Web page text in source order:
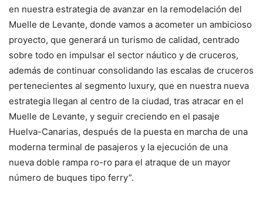
en nuestra estrategia de avanzar en la remodelación del
Muelle de Levante, donde vamos a acometer un ambicioso
proyecto, que generará un turismo de calidad, centrado
sobre todo en impulsar el sector náutico y de cruceros,
además de continuar consolidando las escalas de cruceros
pertenecientes al segmento luxury, que en nuestra nueva
estrategia llegan al centro de la ciudad, tras atracar en el
Muelle de Levante, y seguir creciendo en el pasaje
Huelva-Canarias, después de la puesta en marcha de una
moderna terminal de pasajeros y la ejecución de una
nueva doble rampa ro-ro para el atraque de un mayor
número de buques tipo ferry”.